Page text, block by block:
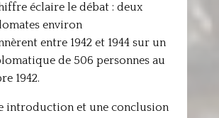
éclaire le débat : deux
environ
entre 1942 et 1944 sur un
de 506 personnes au
1942.
introduction et une conclusion